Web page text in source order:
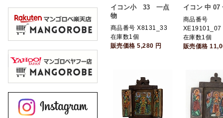
イコン小 33 一点
物
商品番号 X8131_33
在庫数1個
販売価格5,280 円
イコン 中 07
商品番号
XE19101_07
在庫数1個
販売価格